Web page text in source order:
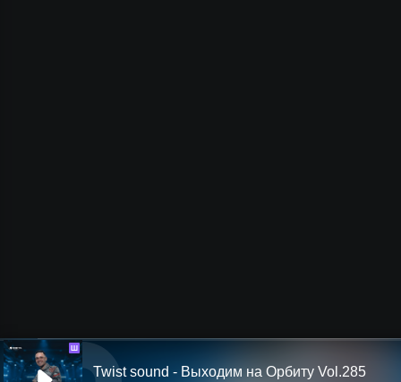
Ш
Twist sound - Выходим на Орбиту Vol.285